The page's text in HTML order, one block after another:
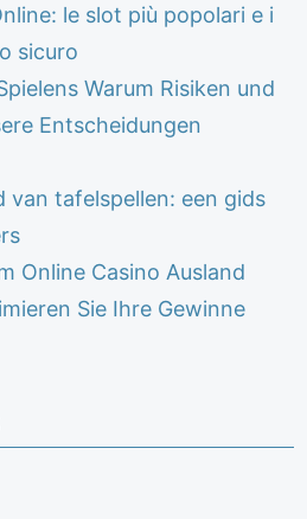
le slot più popolari e i
sicuro
Warum Risiken und
Entscheidungen
van tafelspellen: een gids
Online Casino Ausland
Sie Ihre Gewinne